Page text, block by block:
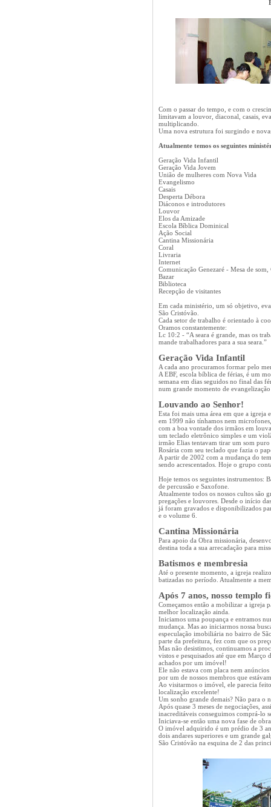
Com o passar do tempo, e com o
limitavam a louvor, diaconal, casais,
multiplicando.
Uma nova estrutura foi surgindo e
Atualmente temos os seguintes
Geração Vida Infantil
Geração Vida Jovem
União de mulheres com Nova Vida
Evangelismo
Casais
Desperta Débora
Diáconos e introdutores
Louvor
Elos da Amizade
Escola Bíblica Dominical
Ação Social
Cantina Missionária
Coral
Livraria
Internet
Comunicação Genezaré - Mesa de som,
Bazar
Biblioteca
Recepção de visitantes
Em cada ministério, um só objetivo,
São Cristóvão.
Cada setor de trabalho é orientado à
Oramos constantemente:
Lc 10:2 - “A seara é grande, mas os
mande trabalhadores para a sua seara.”
Geração Vida Infantil
A cada ano procuramos formar pelo
A EBF, escola bíblica de férias, é um
semana em dias seguidos no final das
num grande momento de
Louvando ao Senhor!
Esta foi mais uma área em que a igreja
em 1999 não tínhamos nem
com a boa vontade dos irmãos em
um teclado eletrônico simples e um
irmão Elias tentavam tirar um som puro
Rosária com seu teclado que fazia o
A partir de 2002 com a mudança do
sendo acrescentados. Hoje o grupo
Hoje temos os seguintes instrumentos:
de percussão e Saxofone.
Atualmente todos os nossos cultos são
pregações e louvores. Desde o início
já foram gravados e disponibilizados
e o volume 6.
Cantina Missionária
Para apoio da Obra missionária,
destina toda a sua arrecadação para
Batismos e membresia
Até o presente momento, a igreja
batizadas no período. Atualmente a
Após 7 anos, nosso templo
Começamos então a mobilizar a igreja
melhor localização ainda.
Iniciamos uma poupança e entramos
mudança. Mas ao iniciarmos nossa
especulação imobiliária no bairro de
parte da prefeitura, fez com que os
Mas não desistimos, continuamos a
vistos e pesquisados até que em
achados por um imóvel!
Ele não estava com placa nem
por um de nossos membros que
Ao visitarmos o imóvel, ele parecia
localização excelente!
Um sonho grande demais? Não para o
Após quase 3 meses de negociações,
inacreditáveis conseguimos comprá-lo
Iniciava-se então uma nova fase de
O imóvel adquirido é um prédio de 3
dois andares superiores e um grande
São Cristóvão na esquina de 2 das